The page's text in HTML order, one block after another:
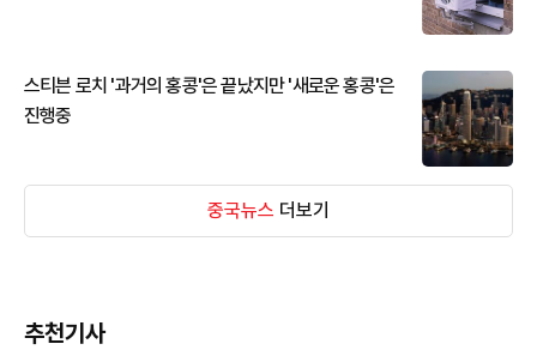
스티븐 로치 '과거의 홍콩'은 끝났지만 '새로운 홍콩'은
진행중
중국뉴스 더보기
추천기사